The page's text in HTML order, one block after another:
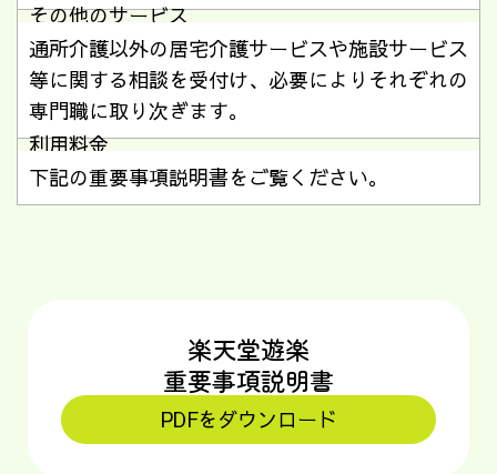
その他のサービス
通所介護以外の居宅介護サービスや施設サービス
等に関する相談を受付け、必要によりそれぞれの
専門職に取り次ぎます。
利用料金
下記の重要事項説明書をご覧ください。
楽天堂遊楽
重要事項説明書
PDFをダウンロード